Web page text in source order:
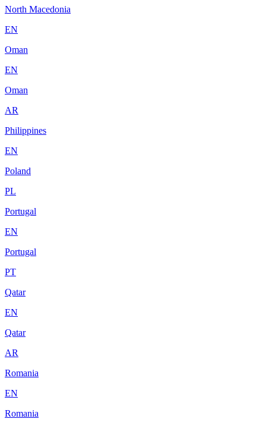
North Macedonia
EN
Oman
EN
Oman
AR
Philippines
EN
Poland
PL
Portugal
EN
Portugal
PT
Qatar
EN
Qatar
AR
Romania
EN
Romania